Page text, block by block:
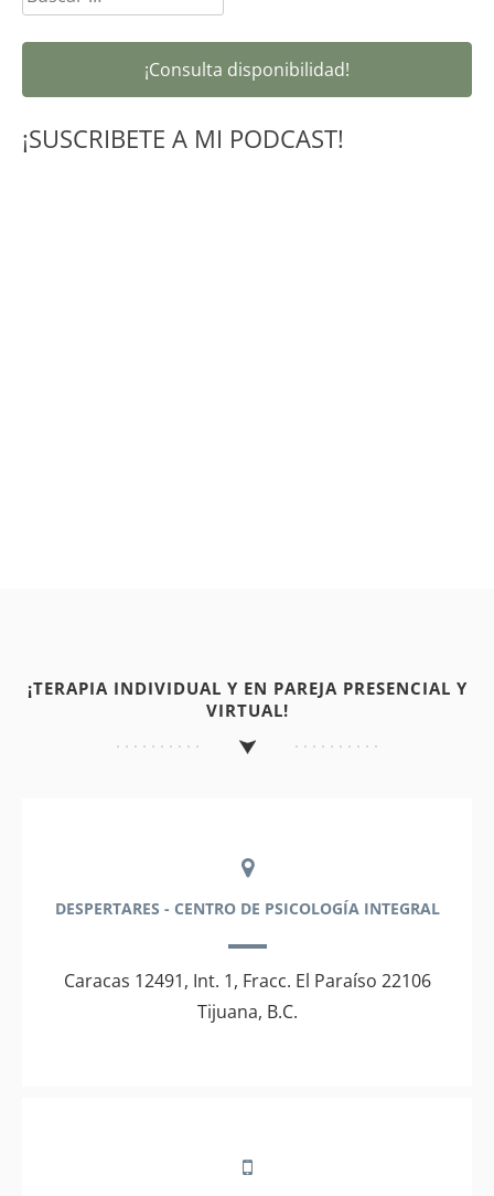
¡Consulta disponibilidad!
¡SUSCRIBETE A MI PODCAST!
¡TERAPIA INDIVIDUAL Y EN PAREJA PRESENCIAL Y
VIRTUAL!
DESPERTARES - CENTRO DE PSICOLOGÍA INTEGRAL
Caracas 12491, Int. 1, Fracc. El Paraíso 22106
Tijuana, B.C.